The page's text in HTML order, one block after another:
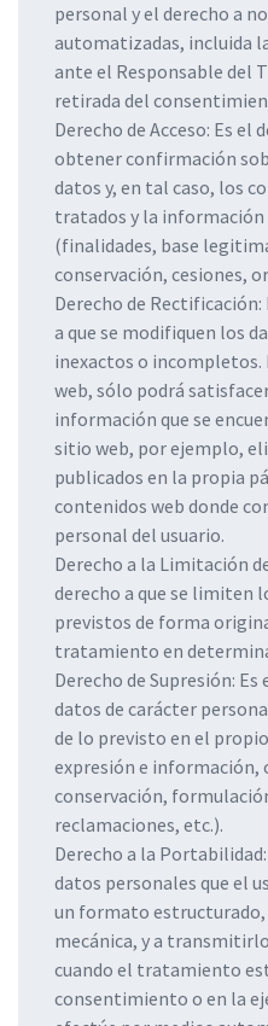
personal y el derecho a
automatizadas, incluida
ante el Responsable del
retirada del
Derecho de Acceso: Es el
obtener confirmación
datos y, en tal caso, los
tratados y la
(finalidades, base
conservación, cesiones,
Derecho de
a que se modifiquen los
inexactos o incompletos.
web, sólo podrá
información que se
sitio web, por ejemplo,
publicados en la propia
contenidos web donde
personal del usuario.
Derecho a la Limitación
derecho a que se
previstos de forma
tratamiento en
Derecho de Supresión:
datos de carácter
de lo previsto en el
expresión e información,
conservación,
reclamaciones, etc.).
Derecho a la
datos personales que el
un formato estructurado,
mecánica, y a
cuando el tratamiento
consentimiento o en la